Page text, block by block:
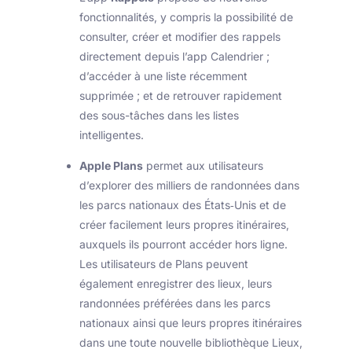
fonctionnalités, y compris la possibilité de
consulter, créer et modifier des rappels
directement depuis l’app Calendrier ;
d’accéder à une liste récemment
supprimée ; et de retrouver rapidement
des sous-tâches dans les listes
intelligentes.
Apple Plans permet aux utilisateurs
d’explorer des milliers de randonnées dans
les parcs nationaux des États‑Unis et de
créer facilement leurs propres itinéraires,
auxquels ils pourront accéder hors ligne.
Les utilisateurs de Plans peuvent
également enregistrer des lieux, leurs
randonnées préférées dans les parcs
nationaux ainsi que leurs propres itinéraires
dans une toute nouvelle bibliothèque Lieux,